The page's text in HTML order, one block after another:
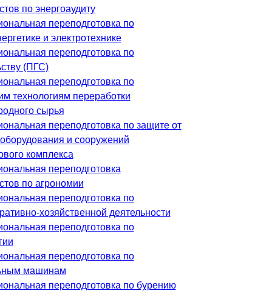
по энергоаудиту
переподготовка по
и электротехнике
переподготовка по
(ПГС)
переподготовка по
технологиям переработки
сырья
переподготовка по защите от
и сооружений
комплекса
переподготовка
по агрономии
переподготовка по
хозяйственной деятельности
переподготовка по
переподготовка по
машинам
переподготовка по бурению